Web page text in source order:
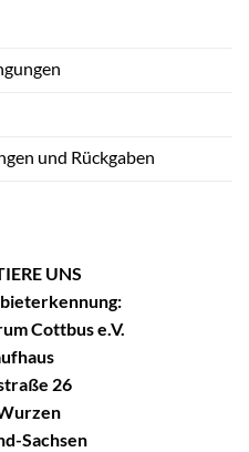
und Rückgaben
UNS
Cottbus e.V.
26
Sachsen